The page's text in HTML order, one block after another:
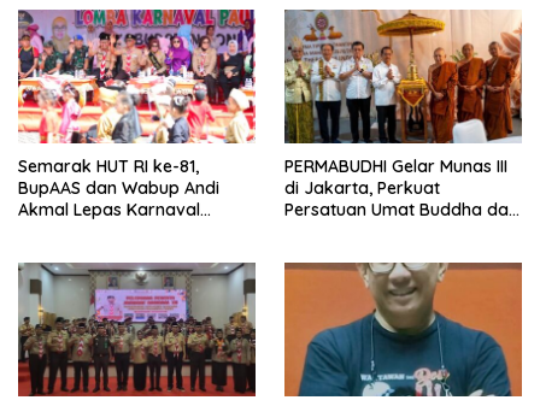
Semarak HUT RI ke-81,
BupAAS dan Wabup Andi
Akmal Lepas Karnaval
PERMABUDHI Gelar Munas III
di Jakarta, Perkuat
Persatuan Umat Buddha dan